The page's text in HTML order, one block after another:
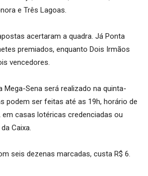
e Três Lagoas.
acertaram a quadra. Já Ponta
premiados, enquanto Dois Irmãos
vencedores.
Mega-Sena será realizado na quinta-
podem ser feitas até as 19h, horário de
casas lotéricas credenciadas ou
Caixa.
seis dezenas marcadas, custa R$ 6.